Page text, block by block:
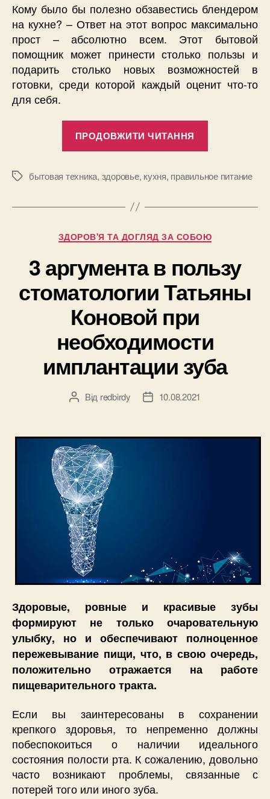
Кому было бы полезно обзавестись блендером
на кухне? – Ответ на этот вопрос максимально
прост – абсолютно всем. Этот бытовой
помощник может принести столько пользы и
подарить столько новых возможностей в
готовки, среди которой каждый оценит что-то
для себя.
ПРОДОВЖИТИ ЧИТАННЯ
нужен
Позначкибытовая техника, здоровье, кухня, правильное питание
Категорії
ЗДОРОВ'Я ТА ДОГЛЯД ЗА СОБОЮ
3 аргумента в пользу
стоматологии Татьяны
Коновой при
необходимости
имплантации зуба
Автор
Від redbirdy
Дата10.08.2021
Здоровые, ровные и красивые зубы
формируют не только очаровательную
улыбку, но и обеспечивают полноценное
пережевывание пищи, что, в свою очередь,
положительно отражается на работе
пищеварительного тракта.
Если вы заинтересованы в сохранении
крепкого здоровья, то непременно должны
побеспокоиться о наличии идеального
состояния полости рта. К сожалению, довольно
часто возникают проблемы, связанные с
потерей того или иного зуба.